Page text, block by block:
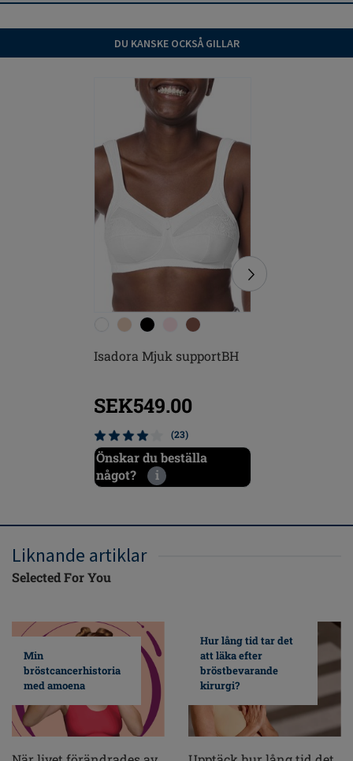
DU KANSKE OCKSÅ GILLAR
Isadora Mjuk supportBH
SEK549.00
(23)
Önskar du beställa
något?
i
Liknande artiklar
Selected For You
Min
bröstcancerhistoria
med amoena
Hur lång tid tar det
att läka efter
bröstbevarande
kirurgi?